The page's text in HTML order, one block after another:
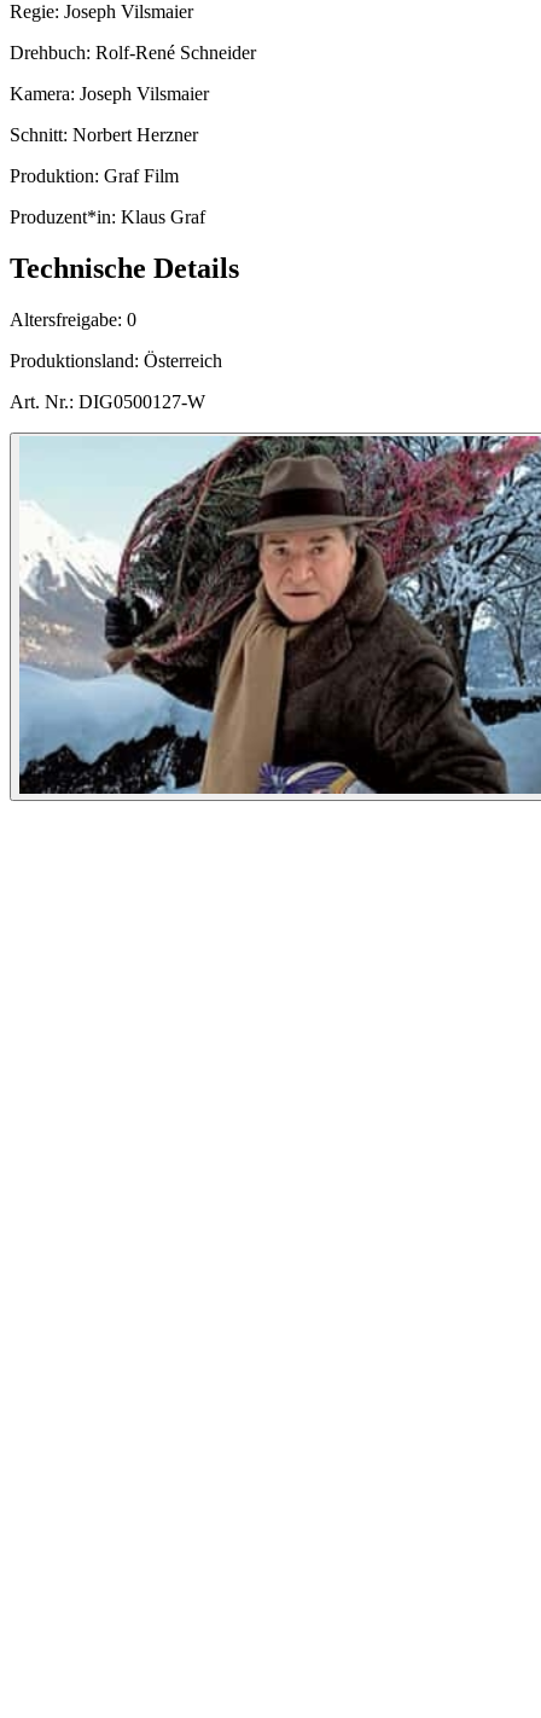
Regie: Joseph Vilsmaier
Drehbuch: Rolf-René Schneider
Kamera: Joseph Vilsmaier
Schnitt: Norbert Herzner
Produktion: Graf Film
Produzent*in: Klaus Graf
Technische Details
Altersfreigabe: 0
Produktionsland: Österreich
Art. Nr.: DIG0500127-W